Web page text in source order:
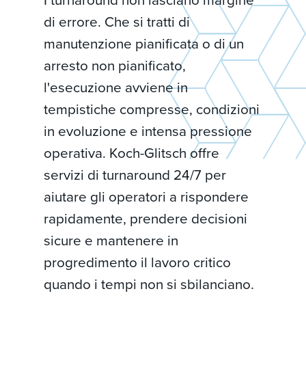
di errore. Che si tratti di
manutenzione pianificata o di un
arresto non pianificato,
l'esecuzione avviene in
tempistiche compresse, condizioni
in evoluzione e intensa pressione
operativa. Koch-Glitsch offre
servizi di turnaround 24/7 per
aiutare gli operatori a rispondere
rapidamente, prendere decisioni
sicure e mantenere in
progredimento il lavoro critico
quando i tempi non si sbilanciano.